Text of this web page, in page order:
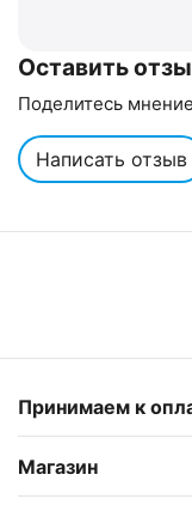
Оставить
Поделитесь
Написать отзыв
Принимаем к
Магазин